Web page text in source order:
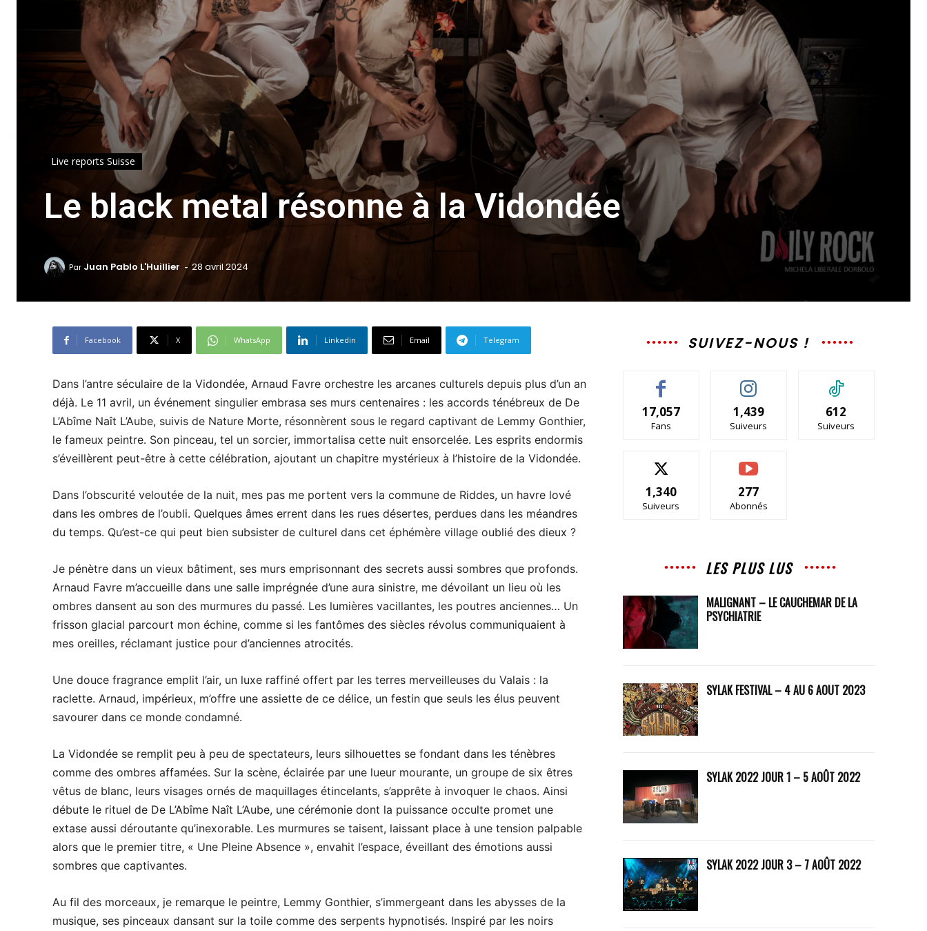
Live reports Suisse
Le black metal résonne à la Vidondée
Par Juan Pablo L'Huillier - 28 avril 2024
Facebook X WhatsApp Linkedin Email Telegram
Dans l’antre séculaire de la Vidondée, Arnaud Favre orchestre les arcanes culturels depuis plus d’un an
déjà. Le 11 avril, un événement singulier embrasa ses murs centenaires : les accords ténébreux de De
L’Abîme Naît L’Aube, suivis de Nature Morte, résonnèrent sous le regard captivant de Lemmy Gonthier,
le fameux peintre. Son pinceau, tel un sorcier, immortalisa cette nuit ensorcelée. Les esprits endormis
s’éveillèrent peut-être à cette célébration, ajoutant un chapitre mystérieux à l’histoire de la Vidondée.
Dans l’obscurité veloutée de la nuit, mes pas me portent vers la commune de Riddes, un havre lové
dans les ombres de l’oubli. Quelques âmes errent dans les rues désertes, perdues dans les méandres
du temps. Qu’est-ce qui peut bien subsister de culturel dans cet éphémère village oublié des dieux ?
Je pénètre dans un vieux bâtiment, ses murs emprisonnant des secrets aussi sombres que profonds.
Arnaud Favre m’accueille dans une salle imprégnée d’une aura sinistre, me dévoilant un lieu où les
ombres dansent au son des murmures du passé. Les lumières vacillantes, les poutres anciennes… Un
frisson glacial parcourt mon échine, comme si les fantômes des siècles révolus communiquaient à
mes oreilles, réclamant justice pour d’anciennes atrocités.
Une douce fragrance emplit l’air, un luxe raffiné offert par les terres merveilleuses du Valais : la
raclette. Arnaud, impérieux, m’offre une assiette de ce délice, un festin que seuls les élus peuvent
savourer dans ce monde condamné.
La Vidondée se remplit peu à peu de spectateurs, leurs silhouettes se fondant dans les ténèbres
comme des ombres affamées. Sur la scène, éclairée par une lueur mourante, un groupe de six êtres
vêtus de blanc, leurs visages ornés de maquillages étincelants, s’apprête à invoquer le chaos. Ainsi
débute le rituel de De L’Abîme Naît L’Aube, une cérémonie dont la puissance occulte promet une
extase aussi déroutante qu’inexorable. Les murmures se taisent, laissant place à une tension palpable
alors que le premier titre, « Une Pleine Absence », envahit l’espace, éveillant des émotions aussi
sombres que captivantes.
Au fil des morceaux, je remarque le peintre, Lemmy Gonthier, s’immergeant dans les abysses de la
musique, ses pinceaux dansant sur la toile comme des serpents hypnotisés. Inspiré par les noirs
SUIVEZ-NOUS !
17,057
Fans
1,439
Suiveurs
612
Suiveurs
1,340
Suiveurs
277
Abonnés
LES PLUS LUS
MALIGNANT – LE CAUCHEMAR DE LA
PSYCHIATRIE
SYLAK FESTIVAL – 4 AU 6 AOUT 2023
SYLAK 2022 JOUR 1 – 5 AOÛT 2022
SYLAK 2022 JOUR 3 – 7 AOÛT 2022